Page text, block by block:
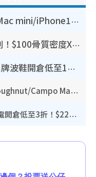
豐澤優惠勁減低至44折！Mac mini/iPhone17Pro大減價！廚房家電$220起
港大推賽馬會強化骨骼計劃！$100骨質密度X光檢查 完成免費運動訓練送超市禮券！附參加資格
開倉優惠 | 尖沙咀海港城名牌波鞋開倉低至1折！On鞋$899起／Joy&Peace鞋履$98起
開倉優惠｜銅鑼灣時代廣場Doughnut/Campo Marzio開倉低至1折！背囊、書包、手袋劈價$200起
廚具開倉｜特福Tefal廚具/家電開倉低至3折！$220起買平底鍋/炒鑊/湯煲！電飯煲/吸塵機/燙斗$418起